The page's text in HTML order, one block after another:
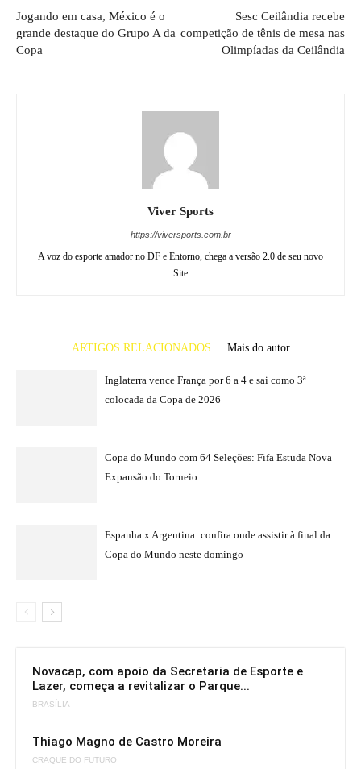
Jogando em casa, México é o
grande destaque do Grupo A da
Copa
Sesc Ceilândia recebe
competição de tênis de mesa nas
Olimpíadas da Ceilândia
Viver Sports
https://viversports.com.br
A voz do esporte amador no DF e Entorno, chega a versão 2.0 de seu novo
Site
ARTIGOS RELACIONADOS Mais do autor
Inglaterra vence França por 6 a 4 e sai como 3ª
colocada da Copa de 2026
Copa do Mundo com 64 Seleções: Fifa Estuda Nova
Expansão do Torneio
Espanha x Argentina: confira onde assistir à final da
Copa do Mundo neste domingo
Novacap, com apoio da Secretaria de Esporte e
Lazer, começa a revitalizar o Parque...
BRASÍLIA
Thiago Magno de Castro Moreira
CRAQUE DO FUTURO